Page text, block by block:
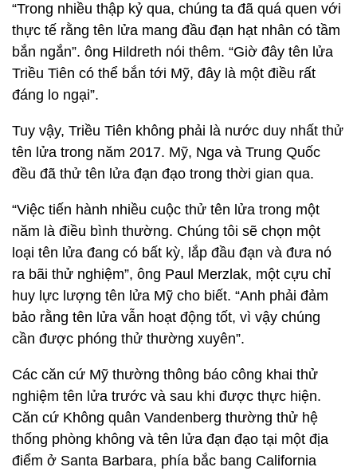
“Trong nhiều thập kỷ qua, chúng ta đã quá quen với
thực tế rằng tên lửa mang đầu đạn hạt nhân có tầm
bắn ngắn”. ông Hildreth nói thêm. “Giờ đây tên lửa
Triều Tiên có thể bắn tới Mỹ, đây là một điều rất
đáng lo ngại”.
Tuy vậy, Triều Tiên không phải là nước duy nhất thử
tên lửa trong năm 2017. Mỹ, Nga và Trung Quốc
đều đã thử tên lửa đạn đạo trong thời gian qua.
“Việc tiến hành nhiều cuộc thử tên lửa trong một
năm là điều bình thường. Chúng tôi sẽ chọn một
loại tên lửa đang có bất kỳ, lắp đầu đạn và đưa nó
ra bãi thử nghiệm”, ông Paul Merzlak, một cựu chỉ
huy lực lượng tên lửa Mỹ cho biết. “Anh phải đảm
bảo rằng tên lửa vẫn hoạt động tốt, vì vậy chúng
cần được phóng thử thường xuyên”.
Các căn cứ Mỹ thường thông báo công khai thử
nghiệm tên lửa trước và sau khi được thực hiện.
Căn cứ Không quân Vandenberg thường thử hệ
thống phòng không và tên lửa đạn đạo tại một địa
điểm ở Santa Barbara, phía bắc bang California